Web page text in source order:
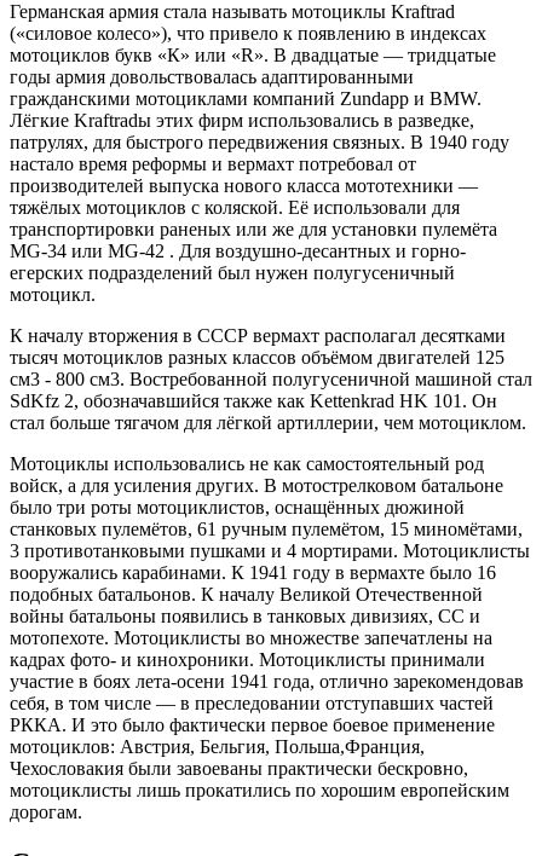
Германская армия стала называть мотоциклы Kraftrad
(«силовое колесо»), что привело к появлению в индексах
мотоциклов букв «К» или «R». В двадцатые — тридцатые
годы армия довольствовалась адаптированными
гражданскими мотоциклами компаний Zundapp и BMW.
Лёгкие Kraftradы этих фирм использовались в разведке,
патрулях, для быстрого передвижения связных. В 1940 году
настало время реформы и вермахт потребовал от
производителей выпуска нового класса мототехники —
тяжёлых мотоциклов с коляской. Её использовали для
транспортировки раненых или же для установки пулемёта
MG-34 или MG-42 . Для воздушно-десантных и горно-
егерских подразделений был нужен полугусеничный
мотоцикл.
К началу вторжения в СССР вермахт располагал десятками
тысяч мотоциклов разных классов объёмом двигателей 125
см3 - 800 см3. Востребованной полугусеничной машиной стал
SdKfz 2, обозначавшийся также как Kettenkrad HK 101. Он
стал больше тягачом для лёгкой артиллерии, чем мотоциклом.
Мотоциклы использовались не как самостоятельный род
войск, а для усиления других. В мотострелковом батальоне
было три роты мотоциклистов, оснащённых дюжиной
станковых пулемётов, 61 ручным пулемётом, 15 миномётами,
3 противотанковыми пушками и 4 мортирами. Мотоциклисты
вооружались карабинами. К 1941 году в вермахте было 16
подобных батальонов. К началу Великой Отечественной
войны батальоны появились в танковых дивизиях, СС и
мотопехоте. Мотоциклисты во множестве запечатлены на
кадрах фото- и кинохроники. Мотоциклисты принимали
участие в боях лета-осени 1941 года, отлично зарекомендовав
себя, в том числе — в преследовании отступавших частей
РККА. И это было фактически первое боевое применение
мотоциклов: Австрия, Бельгия, Польша,Франция,
Чехословакия были завоеваны практически бескровно,
мотоциклисты лишь прокатились по хорошим европейским
дорогам.